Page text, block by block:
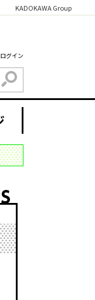
KADOKAWA Group
グイン
検索